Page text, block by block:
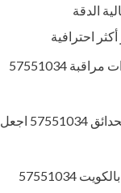
الدقة
سعر تركيب كاميرات مراقبة 57551034
كاميرات مراقبة للحدائق 57551034 اجعل
فني تركيب بدالات بالكويت 57551034